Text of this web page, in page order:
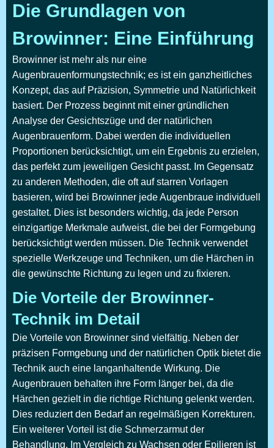
Die Grundlagen von
Browinner: Eine Einführung
Browinner ist mehr als nur eine
Augenbrauenformungstechnik; es ist ein ganzheitliches
Konzept, das auf Präzision, Symmetrie und Natürlichkeit
basiert. Der Prozess beginnt mit einer gründlichen
Analyse der Gesichtszüge und der natürlichen
Augenbrauenform. Dabei werden die individuellen
Proportionen berücksichtigt, um ein Ergebnis zu erzielen,
das perfekt zum jeweiligen Gesicht passt. Im Gegensatz
zu anderen Methoden, die oft auf starren Vorlagen
basieren, wird bei Browinner jede Augenbraue individuell
gestaltet. Dies ist besonders wichtig, da jede Person
einzigartige Merkmale aufweist, die bei der Formgebung
berücksichtigt werden müssen. Die Technik verwendet
spezielle Werkzeuge und Techniken, um die Härchen in
die gewünschte Richtung zu legen und zu fixieren.
Die Vorteile der Browinner-
Technik im Detail
Die Vorteile von Browinner sind vielfältig. Neben der
präzisen Formgebung und der natürlichen Optik bietet die
Technik auch eine langanhaltende Wirkung. Die
Augenbrauen behalten ihre Form länger bei, da die
Härchen gezielt in die richtige Richtung gelenkt werden.
Dies reduziert den Bedarf an regelmäßigen Korrekturen.
Ein weiterer Vorteil ist die Schmerzarmut der
Behandlung. Im Vergleich zu Wachsen oder Epilieren ist